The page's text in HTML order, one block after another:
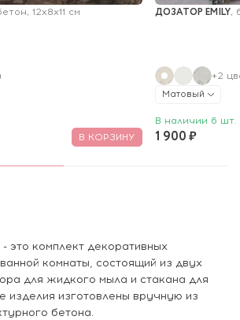
12х8х11 см
В КОРЗИНУ
ДОЗАТОР EMILY,
+2
Матовый
В наличии 6 шт.
1 900 ₽
комплект декоративных
комнаты, состоящий из двух
для жидкого мыла и стакана для
изделия изготовлены вручную из
бетона.